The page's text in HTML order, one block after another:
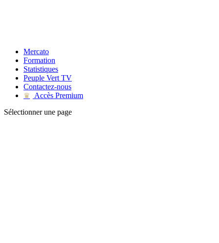
Mercato
Formation
Statistiques
Peuple Vert TV
Contactez-nous
♛
Accès Premium
Sélectionner une page